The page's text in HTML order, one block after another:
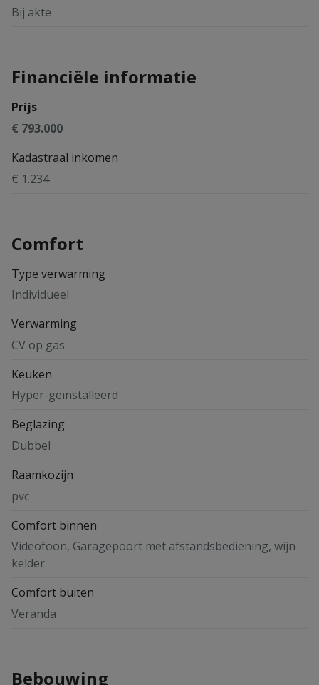
Bij akte
Financiële informatie
Prijs
€ 793.000
Kadastraal inkomen
€ 1.234
Comfort
Type verwarming
Individueel
Verwarming
CV op gas
Keuken
Hyper-geïnstalleerd
Beglazing
Dubbel
Raamkozijn
pvc
Comfort binnen
Videofoon, Garagepoort met afstandsbediening, wijn
kelder
Comfort buiten
Veranda
Bebouwing